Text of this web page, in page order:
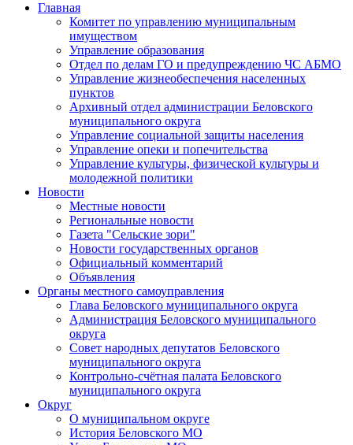
Главная
Комитет по управлению муниципальным
имуществом
Управление образования
Отдел по делам ГО и предупреждению ЧС АБМО
Управление жизнеобеспечения населенных
пунктов
Архивный отдел администрации Беловского
муниципального округа
Управление социальной защиты населения
Управление опеки и попечительства
Управление культуры, физической культуры и
молодежной политики
Новости
Местные новости
Региональные новости
Газета "Сельские зори"
Новости государственных органов
Официальный комментарий
Объявления
Органы местного самоуправления
Глава Беловского муниципального округа
Администрация Беловского муниципального
округа
Совет народных депутатов Беловского
муниципального округа
Контрольно-счётная палата Беловского
муниципального округа
Округ
О муниципальном округе
История Беловского МО